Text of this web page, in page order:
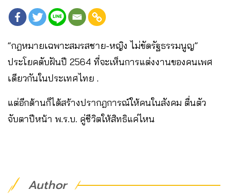
“กฎหมายเฉพาะสมรสชาย-หญิง ไม่ขัดรัฐธรรมนูญ”
ประโยคดับฝันปี 2564 ที่จะเห็นการแต่งงานของคนเพศ
เดียวกันในประเทศไทย .
แต่อีกด้านก็ได้สร้างปรากฎการณ์ให้คนในสังคม ตื่นตัว
จับตาปีหน้า พ.ร.บ. คู่ชีวิตให้สิทธิแค่ไหน
Author